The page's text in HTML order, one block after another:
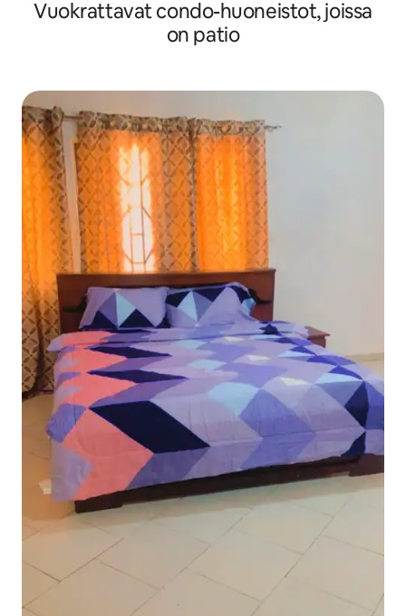
Vuokrattavat condo-huoneistot, joissa
on patio